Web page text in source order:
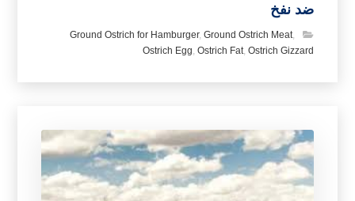
ضد نفخ
Ground Ostrich for Hamburger, Ground Ostrich Meat,
Ostrich Egg, Ostrich Fat, Ostrich Gizzard